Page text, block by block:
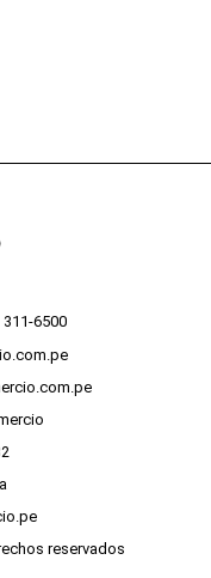
6500
reservados